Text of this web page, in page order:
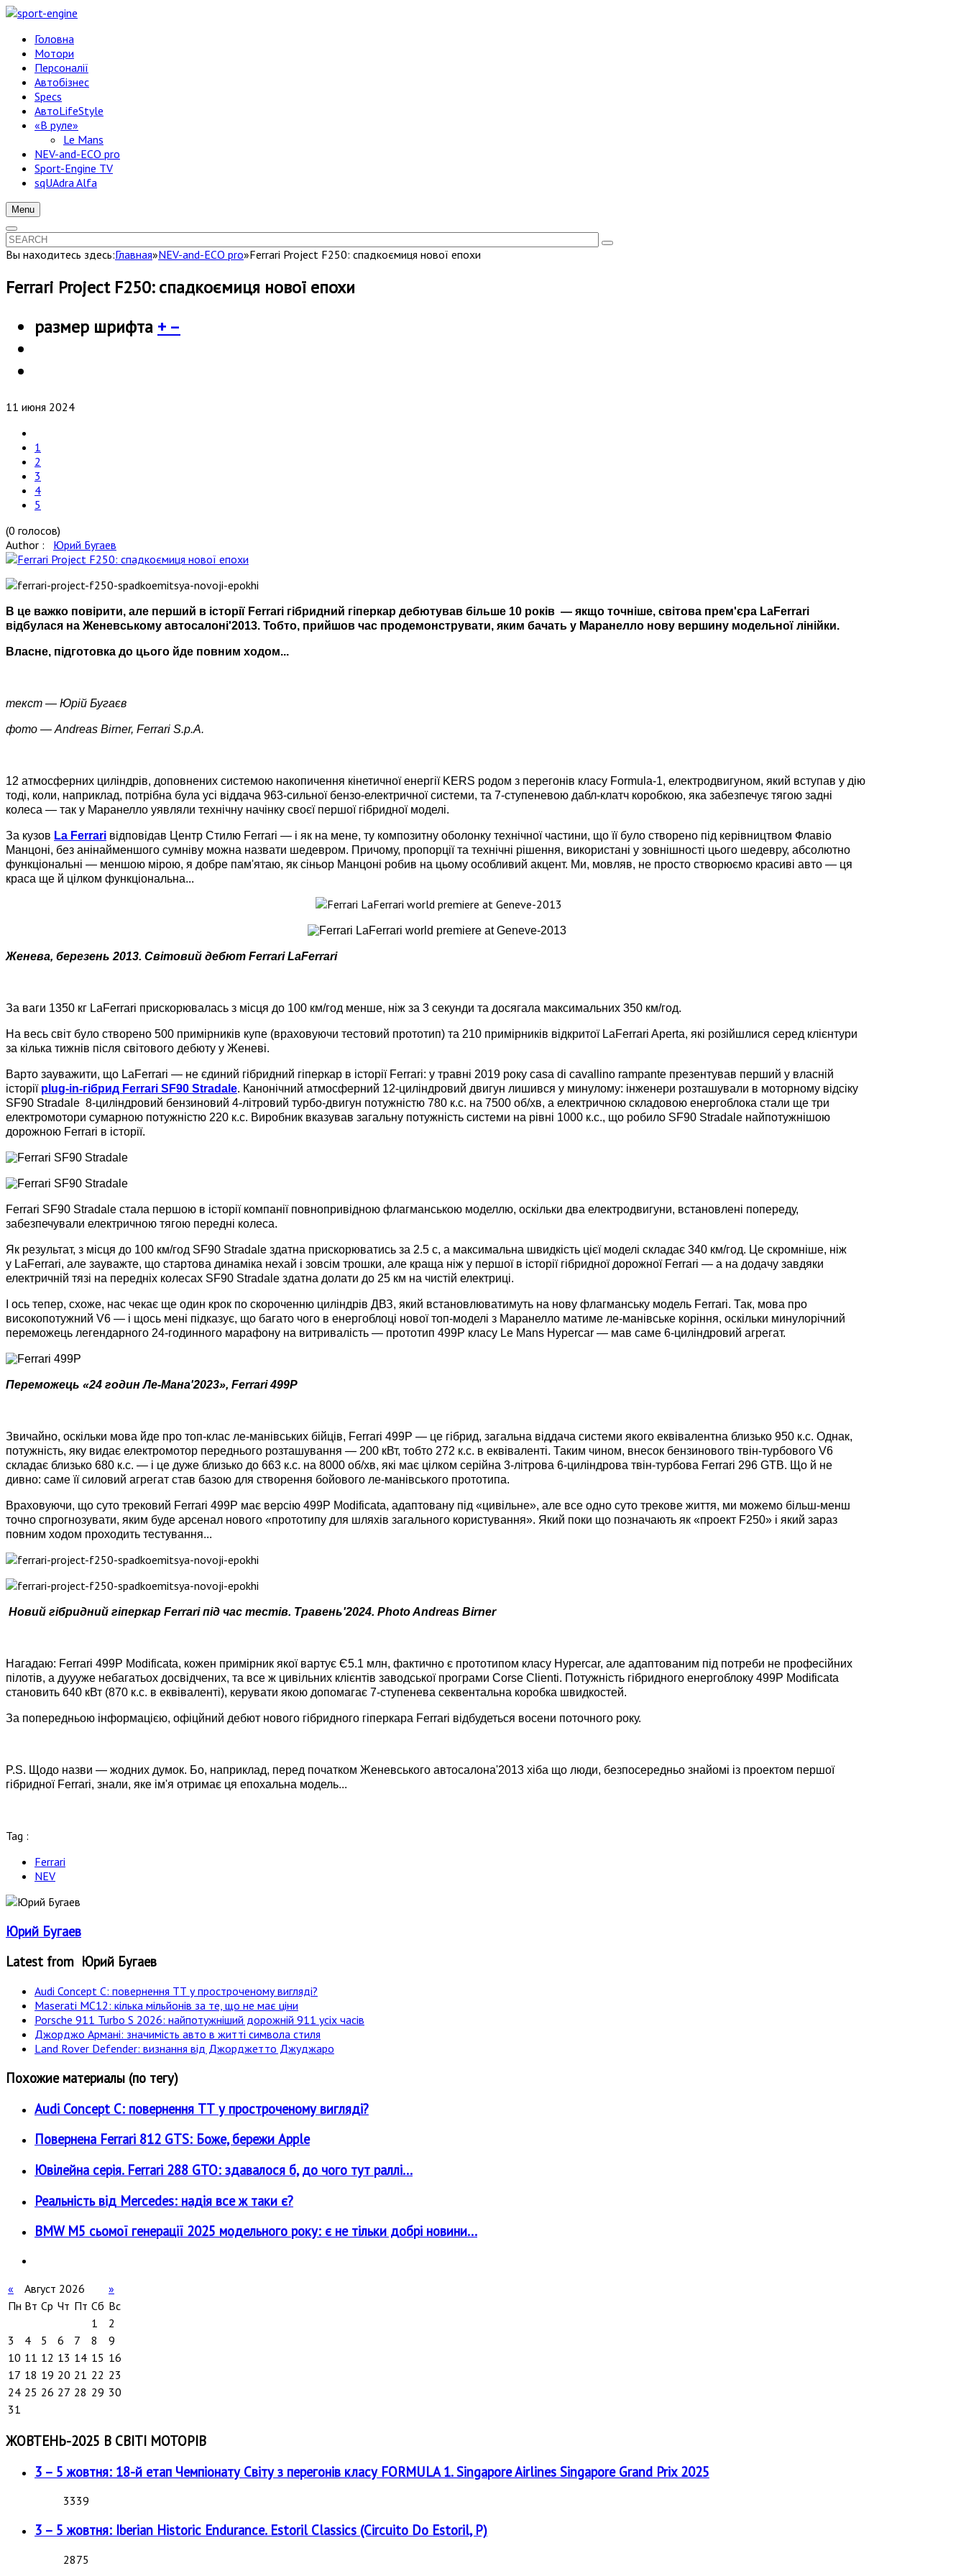
Головна
Мотори
Персоналії
Автобізнес
Specs
АвтоLifeStyle
«В руле»
Le Mans
NEV-and-ECO pro
Sport-Engine TV
sqUAdra Alfa
Menu
Вы находитесь здесь:Главная»NEV-and-ECO pro»Ferrari Project F250: спадкоємиця нової епохи
Ferrari Project F250: спадкоємиця нової епохи
размер шрифта + –
11 июня 2024
1
2
3
4
5
(0 голосов)
Author : Юрий Бугаев
В це важко повірити, але перший в історії Ferrari гібридний гіперкар дебютував більше 10 років — якщо точніше, світова прем'єра LaFerrari
відбулася на Женевському автосалоні'2013. Тобто, прийшов час продемонструвати, яким бачать у Маранелло нову вершину модельної лінійки.
Власне, підготовка до цього йде повним ходом...
текст — Юрій Бугаєв
фото — Andreas Birner, Ferrari S.p.A.
12 атмосферних циліндрів, доповнених системою накопичення кінетичної енергії KERS родом з перегонів класу Formula-1, електродвигуном, який вступав у дію
тоді, коли, наприклад, потрібна була усі віддача 963-сильної бензо-електричної системи, та 7-ступеневою дабл-клатч коробкою, яка забезпечує тягою задні
колеса — так у Маранелло уявляли технічну начінку своєї першої гібридної моделі.
За кузов La Ferrari відповідав Центр Стилю Ferrari — і як на мене, ту композитну оболонку технічної частини, що її було створено під керівництвом Флавіо
Манцоні, без анінайменшого сумніву можна назвати шедевром. Причому, пропорції та технічні рішення, використані у зовнішності цього шедевру, абсолютно
функціональні — меншою мірою, я добре пам'ятаю, як сіньор Манцоні робив на цьому особливий акцент. Ми, мовляв, не просто створюємо красиві авто — ця
краса ще й цілком функціональна...
Женева, березень 2013. Світовий дебют Ferrari LaFerrari
За ваги 1350 кг LaFerrari прискорювалась з місця до 100 км/год менше, ніж за 3 секунди та досягала максимальних 350 км/год.
На весь світ було створено 500 примірників купе (враховуючи тестовий прототип) та 210 примірників відкритої LaFerrari Aperta, які розійшлися серед клієнтури
за кілька тижнів після світового дебюту у Женеві.
Варто зауважити, що LaFerrari — не єдиний гібридний гіперкар в історії Ferrari: у травні 2019 року casa di cavallino rampante презентував перший у власній
історії plug-in-гібрид Ferrari SF90 Stradale. Канонічний атмосферний 12-циліндровий двигун лишився у минулому: інженери розташували в моторному відсіку
SF90 Stradale 8-циліндровий бензиновий 4-літровий турбо-двигун потужністю 780 к.с. на 7500 об/хв, а електричною складовою енергоблока стали ще три
електромотори сумарною потужністю 220 к.с. Виробник вказував загальну потужність системи на рівні 1000 к.с., що робило SF90 Stradale найпотужнішою
дорожною Ferrari в історії.
Ferrari SF90 Stradale стала першою в історії компанії повнопривідною флагманською моделлю, оскільки два електродвигуни, встановлені попереду,
забезпечували електричною тягою передні колеса.
Як результат, з місця до 100 км/год SF90 Stradale здатна прискорюватись за 2.5 с, а максимальна швидкість цієї моделі складає 340 км/год. Це скромніше, ніж
у LaFerrari, але зауважте, що стартова динаміка нехай і зовсім трошки, але краща ніж у першої в історії гібридної дорожної Ferrari — а на додачу завдяки
електричній тязі на передніх колесах SF90 Stradale здатна долати до 25 км на чистій електриці.
І ось тепер, схоже, нас чекає ще один крок по скороченню циліндрів ДВЗ, який встановлюватимуть на нову флагманську модель Ferrari. Так, мова про
високопотужний V6 — і щось мені підказує, що багато чого в енергоблоці нової топ-моделі з Маранелло матиме ле-манівське коріння, оскільки минулорічний
переможець легендарного 24-годинного марафону на витривалість — прототип 499P класу Le Mans Hypercar — мав саме 6-циліндровий агрегат.
Переможець «24 годин Ле-Мана'2023», Ferrari 499P
Звичайно, оскільки мова йде про топ-клас ле-манівських бійців, Ferrari 499P — це гібрид, загальна віддача системи якого еквівалентна близько 950 к.с. Однак,
потужність, яку видає електромотор переднього розташування — 200 кВт, тобто 272 к.с. в еквіваленті. Таким чином, внесок бензинового твін-турбового V6
складає близько 680 к.с. — і це дуже близько до 663 к.с. на 8000 об/хв, які має цілком серійна 3-літрова 6-циліндрова твін-турбова Ferrari 296 GTB. Що й не
дивно: саме її силовий агрегат став базою для створення бойового ле-манівського прототипа.
Враховуючи, що суто трековий Ferrari 499P має версію 499P Modificata, адаптовану під «цивільне», але все одно суто трекове життя, ми можемо більш-менш
точно спрогнозувати, яким буде арсенал нового «прототипу для шляхів загального користування». Який поки що позначають як «проект F250» і який зараз
повним ходом проходить тестування...
Новий гібридний гіперкар Ferrari під час тестів. Травень'2024. Photo Andreas Birner
Нагадаю: Ferrari 499P Modificata, кожен примірник якої вартує Є5.1 млн, фактично є прототипом класу Hypercar, але адаптованим під потреби не професійних
пілотів, а дуууже небагатьох досвідчених, та все ж цивільних клієнтів заводської програми Corse Clienti. Потужність гібридного енергоблоку 499P Modificata
становить 640 кВт (870 к.с. в еквіваленті), керувати якою допомагає 7-ступенева секвентальна коробка швидкостей.
За попередньою інформацією, офіцйний дебют нового гібридного гіперкара Ferrari відбудеться восени поточного року.
P.S. Щодо назви — жодних думок. Бо, наприклад, перед початком Женевського автосалона'2013 хіба що люди, безпосередньо знайомі із проектом першої
гібридної Ferrari, знали, яке ім'я отримає ця епохальна модель...
Tag :
Ferrari
NEV
Юрий Бугаев
Latest from Юрий Бугаев
Audi Concept C: повернення ТТ у простроченому вигляді?
Maserati MC12: кілька мільйонів за те, що не має ціни
Porsche 911 Turbo S 2026: найпотужніший дорожній 911 усіх часів
Джорджо Армані: значимість авто в житті символа стиля
Land Rover Defender: визнання від Джорджетто Джуджаро
Похожие материалы (по тегу)
Audi Concept C: повернення ТТ у простроченому вигляді?
Повернена Ferrari 812 GTS: Боже, бережи Apple
Ювілейна серія. Ferrari 288 GTO: здавалося б, до чого тут раллі...
Реальність від Mercedes: надія все ж таки є?
BMW M5 сьомої генерації 2025 модельного року: є не тільки добрі новини...
« Август 2026
»
Пн Вт Ср Чт Пт Сб Вс
1
2
3
4 5 6 7 8
9
10 11 12 13 14 15 16
17 18 19 20 21 22 23
24 25 26 27 28 29 30
31
ЖОВТЕНЬ-2025 В СВІТІ МОТОРІВ
3 – 5 жовтня: 18-й етап Чемпіонату Світу з перегонів класу FORMULA 1. Singapore Airlines Singapore Grand Prix 2025
3339
3 – 5 жовтня: Iberian Historic Endurance. Estoril Classics (Circuito Do Estoril, P)
2875